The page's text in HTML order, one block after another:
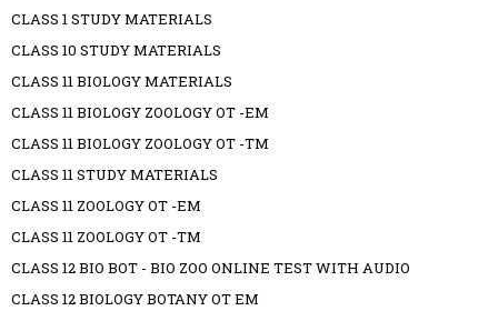
CLASS 1 STUDY MATERIALS
CLASS 10 STUDY MATERIALS
CLASS 11 BIOLOGY MATERIALS
CLASS 11 BIOLOGY ZOOLOGY OT -EM
CLASS 11 BIOLOGY ZOOLOGY OT -TM
CLASS 11 STUDY MATERIALS
CLASS 11 ZOOLOGY OT -EM
CLASS 11 ZOOLOGY OT -TM
CLASS 12 BIO BOT - BIO ZOO ONLINE TEST WITH AUDIO
CLASS 12 BIOLOGY BOTANY OT EM